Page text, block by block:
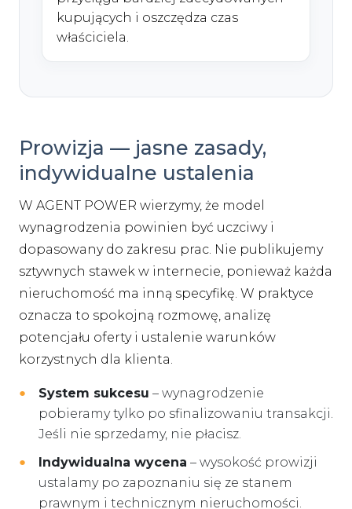
kupujących i oszczędza czas
właściciela.
Prowizja — jasne zasady,
indywidualne ustalenia
W AGENT POWER wierzymy, że model
wynagrodzenia powinien być uczciwy i
dopasowany do zakresu prac. Nie publikujemy
sztywnych stawek w internecie, ponieważ każda
nieruchomość ma inną specyfikę. W praktyce
oznacza to spokojną rozmowę, analizę
potencjału oferty i ustalenie warunków
korzystnych dla klienta.
System sukcesu – wynagrodzenie
pobieramy tylko po sfinalizowaniu transakcji.
Jeśli nie sprzedamy, nie płacisz.
Indywidualna wycena – wysokość prowizji
ustalamy po zapoznaniu się ze stanem
prawnym i technicznym nieruchomości.